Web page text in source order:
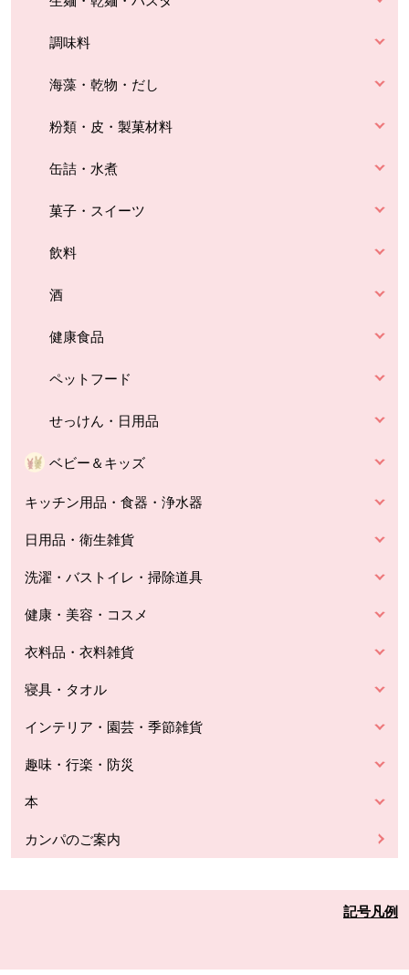
調味料
海藻・乾物・だし
粉類・皮・製菓材料
缶詰・水煮
菓子・スイーツ
飲料
酒
健康食品
ペットフード
せっけん・日用品
ベビー＆キッズ
キッチン用品・食器・浄水器
日用品・衛生雑貨
洗濯・バストイレ・掃除道具
健康・美容・コスメ
衣料品・衣料雑貨
寝具・タオル
インテリア・園芸・季節雑貨
趣味・行楽・防災
本
カンパのご案内
記号凡例